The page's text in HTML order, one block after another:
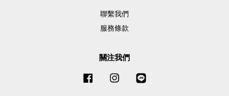
聯繫我們
服務條款
關注我們
Facebook Instagram